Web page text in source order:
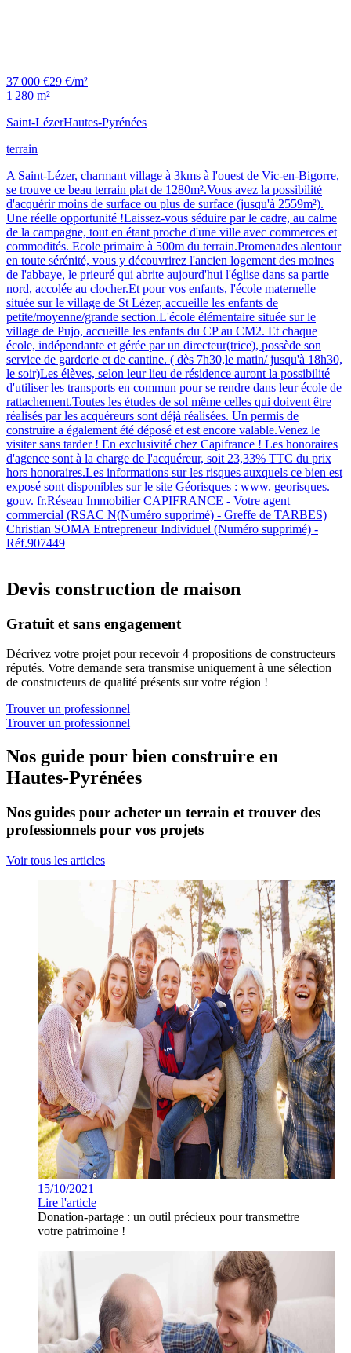
37 000 €29 €/m²
1 280 m²
Saint-LézerHautes-Pyrénées
terrain
A Saint-Lézer, charmant village à 3kms à l'ouest de Vic-en-Bigorre,
se trouve ce beau terrain plat de 1280m².Vous avez la possibilité
d'acquérir moins de surface ou plus de surface (jusqu'à 2559m²).
Une réelle opportunité !Laissez-vous séduire par le cadre, au calme
de la campagne, tout en étant proche d'une ville avec commerces et
commodités. Ecole primaire à 500m du terrain.Promenades alentour
en toute sérénité, vous y découvrirez l'ancien logement des moines
de l'abbaye, le prieuré qui abrite aujourd'hui l'église dans sa partie
nord, accolée au clocher.Et pour vos enfants, l'école maternelle
située sur le village de St Lézer, accueille les enfants de
petite/moyenne/grande section.L'école élémentaire située sur le
village de Pujo, accueille les enfants du CP au CM2. Et chaque
école, indépendante et gérée par un directeur(trice), possède son
service de garderie et de cantine. ( dès 7h30,le matin/ jusqu'à 18h30,
le soir)Les élèves, selon leur lieu de résidence auront la possibilité
d'utiliser les transports en commun pour se rendre dans leur école de
rattachement.Toutes les études de sol même celles qui doivent être
réalisés par les acquéreurs sont déjà réalisées. Un permis de
construire a également été déposé et est encore valable.Venez le
visiter sans tarder ! En exclusivité chez Capifrance ! Les honoraires
d'agence sont à la charge de l'acquéreur, soit 23,33% TTC du prix
hors honoraires.Les informations sur les risques auxquels ce bien est
exposé sont disponibles sur le site Géorisques : www. georisques.
gouv. fr.Réseau Immobilier CAPIFRANCE - Votre agent
commercial (RSAC N(Numéro supprimé) - Greffe de TARBES)
Christian SOMA Entrepreneur Individuel (Numéro supprimé) -
Réf.907449
Devis construction de maison
Gratuit et sans engagement
Décrivez votre projet pour recevoir 4 propositions de constructeurs
réputés. Votre demande sera transmise uniquement à une sélection
de constructeurs de qualité présents sur votre région !
Trouver un professionnel
Trouver un professionnel
Nos guide pour bien construire en
Hautes-Pyrénées
Nos guides pour acheter un terrain et trouver des
professionnels pour vos projets
Voir tous les articles
15/10/2021
Lire l'article
Donation-partage : un outil précieux pour transmettre
votre patrimoine !